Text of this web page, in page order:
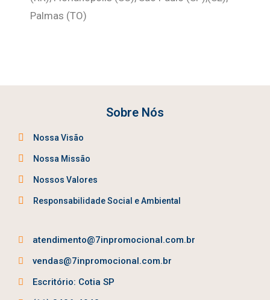
Palmas (TO)
Sobre Nós
Nossa Visão
Nossa Missão
Nossos Valores
Responsabilidade Social e Ambiental
atendimento@7inpromocional.com.br
vendas@7inpromocional.com.br
Escritório: Cotia SP